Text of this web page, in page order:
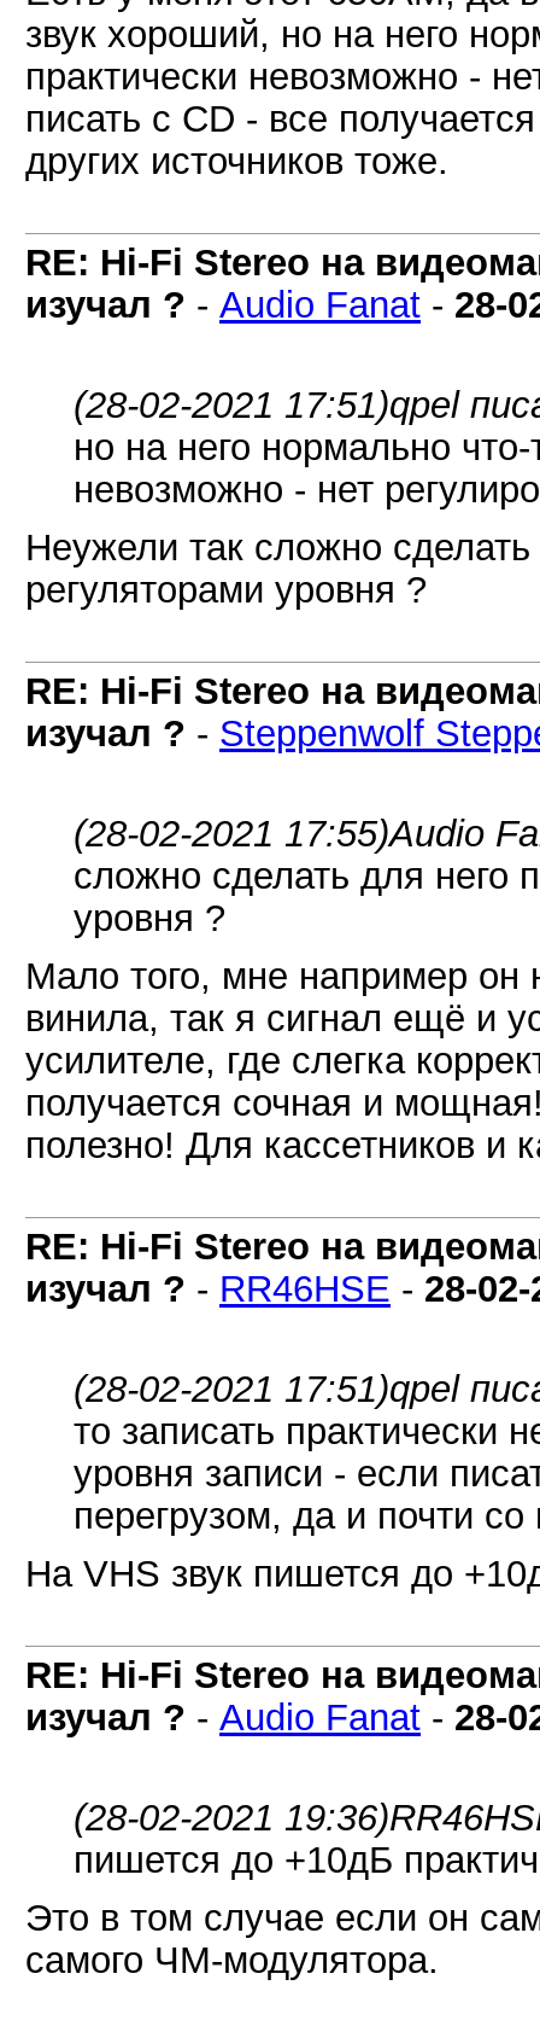
звук хороший, но на него
практически невозможно -
писать с CD - все
других источников тоже.
RE: Hi-Fi Stereo на
изучал ? - Audio Fanat - 28-
(28-02-2021 17:51)qpel
но на него нормально что-
невозможно - нет
Неужели так сложно
регуляторами уровня ?
RE: Hi-Fi Stereo на
изучал ? - Steppenwolf
(28-02-2021 17:55)Audio
сложно сделать для него
уровня ?
Мало того, мне например он
винила, так я сигнал ещё и
усилителе, где слегка
получается сочная и
полезно! Для кассетников и
RE: Hi-Fi Stereo на
изучал ? - RR46HSE - 28-
(28-02-2021 17:51)qpel
то записать практически
уровня записи - если
перегрузом, да и почти со
На VHS звук пишется до
RE: Hi-Fi Stereo на
изучал ? - Audio Fanat - 28-
(28-02-2021 19:36)
пишется до +10дБ
Это в том случае если он
самого ЧМ-модулятора.